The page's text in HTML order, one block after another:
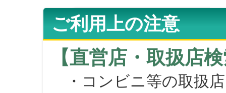
ご利用上の注意
【直営店・取扱店
・コンビニ等の取扱